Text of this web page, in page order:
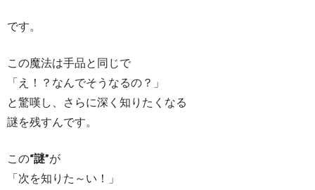
です。
この魔法は手品と同じで
「え！？なんでそうなるの？」
と驚嘆し、さらに深く知りたくなる
謎を残すんです。
この“謎”が
「次を知りた～い！」